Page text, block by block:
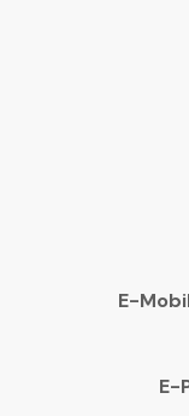
E-
E-